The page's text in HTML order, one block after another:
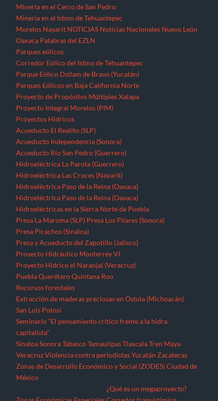
Minería en el Cerro de San Pedro
Minería en el Istmo de Tehuantepec
Morelos Nayarit NOTICIAS Noticias Nacionales Nuevo León
Oaxaca Palabras del EZLN
Parques eólicos
Corredor Eólico del Istmo de Tehuantepec
Parque Eólico Dzilam de Bravo (Yucatán)
Parques Eólicos en Baja California Norte
Proyecto de Propósitos Múltiples Xalapa
Proyecto Integral Morelos (PIM)
Proyectos Hídricos
Acueducto El Realito (SLP)
Acueducto Independencia (Sonora)
Acueducto Río San Pedro (Guerrero)
Hidroeléctrica La Parota (Guerrero)
Hidroeléctrica Las Cruces (Nayarit)
Hidroeléctrica Paso de la Reina (Oaxaca)
Hidroeléctrica Paso de la Reina (Oaxaca)
Hidroeléctricas en la Sierra Norte de Puebla
Presa La Maroma (SLP) Presa Los Pilares (Sonora)
Presa Picachos (Sinaloa)
Presa y Acueducto del Zapotillo (Jalisco)
Proyecto Hidráulico Monterrey VI
Proyecto Hídrico el Naranjal (Veracruz)
Puebla Querétaro Quintana Roo
Recursos forestales
Extracción de maderas preciosas en Ostula (Michoacán)
San Luis Potosí
Seminario “El pensamiento crítico frente a la hidra
capitalista”
Sinaloa Sonora Tabasco Tamaulipas Tlaxcala Tren Maya
Veracruz Violencia contra periodistas Yucatán Zacatecas
Zonas de Desarrollo Económico y Social (ZODES) Ciudad de
México
¿Qué es un megaproyecto?